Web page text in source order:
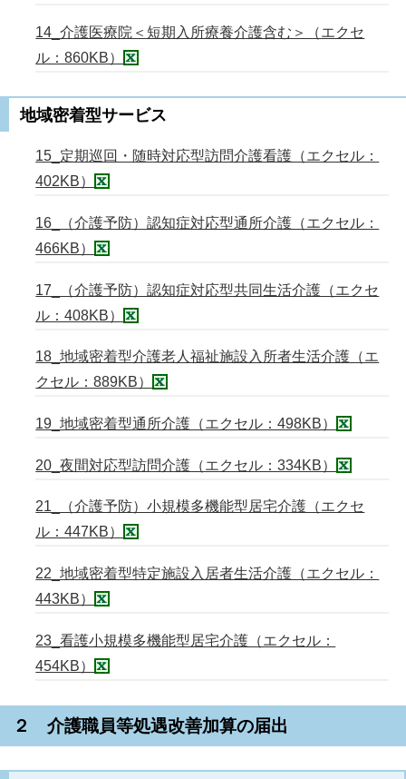
14_介護医療院＜短期入所療養介護含む＞（エクセ
ル：860KB）
地域密着型サービス
15_定期巡回・随時対応型訪問介護看護（エクセル：
402KB）
16_（介護予防）認知症対応型通所介護（エクセル：
466KB）
17_（介護予防）認知症対応型共同生活介護（エクセ
ル：408KB）
18_地域密着型介護老人福祉施設入所者生活介護（エ
クセル：889KB）
19_地域密着型通所介護（エクセル：498KB）
20_夜間対応型訪問介護（エクセル：334KB）
21_（介護予防）小規模多機能型居宅介護（エクセ
ル：447KB）
22_地域密着型特定施設入居者生活介護（エクセル：
443KB）
23_看護小規模多機能型居宅介護（エクセル：
454KB）
２ 介護職員等処遇改善加算の届出